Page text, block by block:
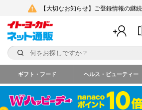
【大切なお知らせ】ご登録情報の継
ギフト・フード ヘルス・ビューティー